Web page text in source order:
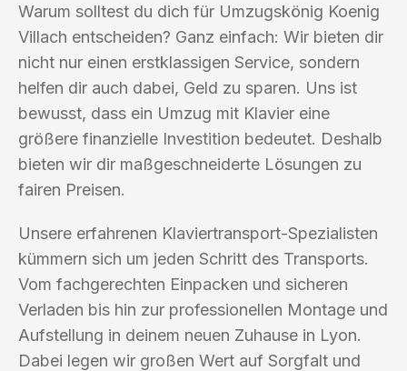
Warum solltest du dich für Umzugskönig Koenig
Villach entscheiden? Ganz einfach: Wir bieten dir
nicht nur einen erstklassigen Service, sondern
helfen dir auch dabei, Geld zu sparen. Uns ist
bewusst, dass ein Umzug mit Klavier eine
größere finanzielle Investition bedeutet. Deshalb
bieten wir dir maßgeschneiderte Lösungen zu
fairen Preisen.
Unsere erfahrenen Klaviertransport-Spezialisten
kümmern sich um jeden Schritt des Transports.
Vom fachgerechten Einpacken und sicheren
Verladen bis hin zur professionellen Montage und
Aufstellung in deinem neuen Zuhause in Lyon.
Dabei legen wir großen Wert auf Sorgfalt und